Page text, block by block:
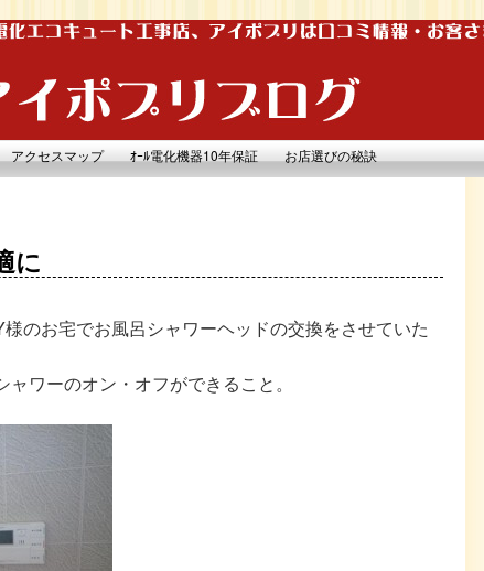
アクセスマップ ｵｰﾙ電化機器10年保証 お店選びの秘訣
に
様のお宅でお風呂シャワーヘッドの交換をさせていた
ワーのオン・オフができること。